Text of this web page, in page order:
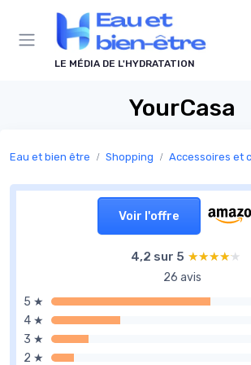
LE MÉDIA DE L'HYDRATATION
YourCasa
Eau et bien être Shopping Accessoires et
Voir l'offre
4,2 sur 5 ★★★★★
★★★★★
26 avis
5 ★
4 ★
3 ★
2 ★
Panneau de gestion des cookies